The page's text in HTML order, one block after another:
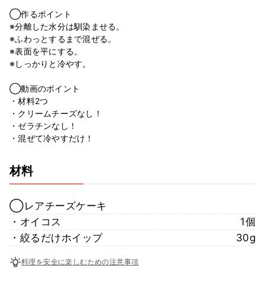
◯作るポイント
※分離した水分は馴染ませる。
※ふわっとするまで混ぜる。
※表面を平にする。
※しっかりと冷やす。
◯動画のポイント
・材料2つ
・クリームチーズなし！
・ゼラチンなし！
・混ぜて冷やすだけ！
材料
◯レアチーズケーキ
・オイコス
1個
・絞るだけホイップ
30g
料理を安全に楽しむための注意事項